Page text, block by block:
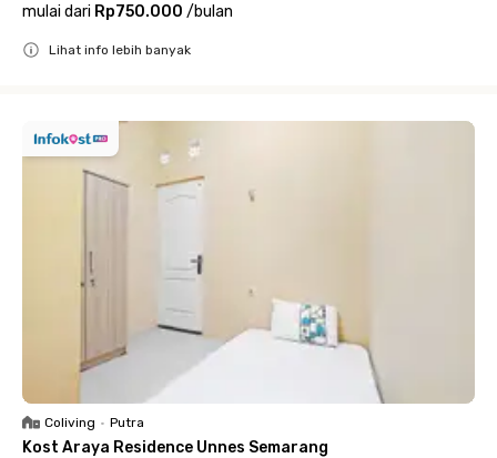
mulai dari Rp750.000 /bulan
Lihat info lebih banyak
Coliving • Putra
Kost Araya Residence Unnes Semarang